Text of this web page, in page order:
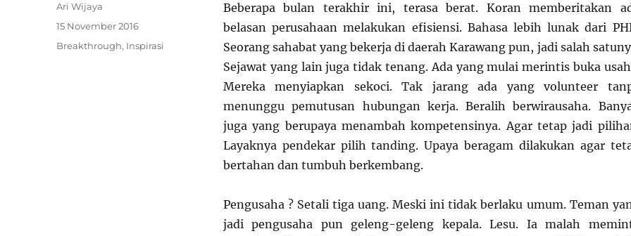
Beberapa bulan terakhir ini, terasa berat. Koran memberitakan
belasan perusahaan melakukan efisiensi. Bahasa lebih lunak dari
Seorang sahabat yang bekerja di daerah Karawang pun, jadi salah
Sejawat yang lain juga tidak tenang. Ada yang mulai merintis buka
Mereka menyiapkan sekoci. Tak jarang ada yang volunteer
menunggu pemutusan hubungan kerja. Beralih berwirausaha.
juga yang berupaya menambah kompetensinya. Agar tetap jadi
Layaknya pendekar pilih tanding. Upaya beragam dilakukan agar
bertahan dan tumbuh berkembang.
Pengusaha ? Setali tiga uang. Meski ini tidak berlaku umum. Teman
jadi pengusaha pun geleng-geleng kepala. Lesu. Ia malah
Author
Ari Wijaya
Posted
on
15 November 2016
Categories
Breakthrough, Inspirasi